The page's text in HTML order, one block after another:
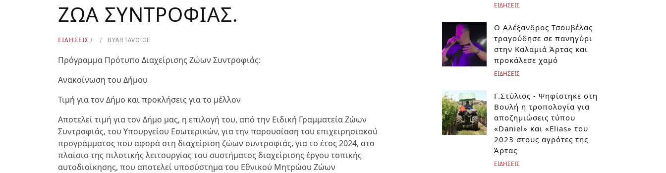
ΖΩΑ ΣΥΝΤΡΟΦΙΑΣ.
ΕΙΔΗΣΕΙΣ BYARTAVOICE
Πρόγραμμα Πρότυπο Διαχείρισης Ζώων Συντροφιάς:
Ανακοίνωση του Δήμου
Τιμή για τον Δήμο και προκλήσεις για το μέλλον
Αποτελεί τιμή για τον Δήμο μας, η επιλογή του, από την Ειδική Γραμματεία Ζώων
Συντροφιάς, του Υπουργείου Εσωτερικών, για την παρουσίαση του επιχειρησιακού
προγράμματος που αφορά στη διαχείριση ζώων συντροφιάς, για το έτος 2024, στο
πλαίσιο της πιλοτικής λειτουργίας του συστήματος διαχείρισης έργου τοπικής
αυτοδιοίκησης, που αποτελεί υποσύστημα του Εθνικού Μητρώου Ζώων
ΕΙΔΗΣΕΙΣ
Ο Αλέξανδρος Τσουβέλας
τραγούδησε σε πανηγύρι
στην Καλαμιά Άρτας και
προκάλεσε χαμό
ΕΙΔΗΣΕΙΣ
Γ.Στύλιος - Ψηφίστηκε στη
Βουλή η τροπολογία για
αποζημιώσεις τύπου
«Daniel» και «Elias» του
2023 στους αγρότες της
Άρτας
ΕΙΔΗΣΕΙΣ